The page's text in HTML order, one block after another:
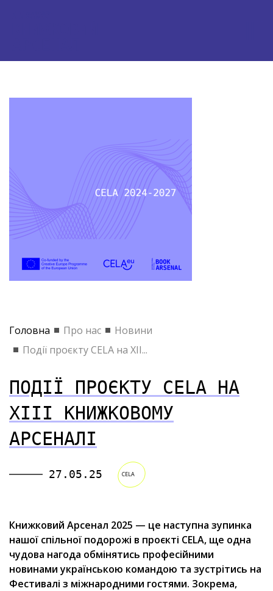
Головна Про нас
Новини
Події проєкту CELA на ХІІ...
ПОДІЇ ПРОЄКТУ CELA НА
ХІІІ КНИЖКОВОМУ
АРСЕНАЛІ
27.05.25 CELA
Книжковий Арсенал 2025 — це наступна зупинка
нашої спільної подорожі в проєкті CELA, ще одна
чудова нагода обмінятись професійними
новинами українською командою та зустрітись на
Фестивалі з міжнародними гостями. Зокрема,